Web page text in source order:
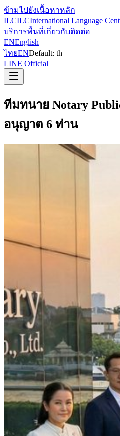
ข้ามไปยังเนื้อหาหลัก
ILCILCInternational Language
บริการพื้นที่เกี่ยวกับติดต่อ
ENEnglish
ไทยENDefault: th
LINE Official
ทีมทนาย Notary
อนุญาต 6 ท่าน